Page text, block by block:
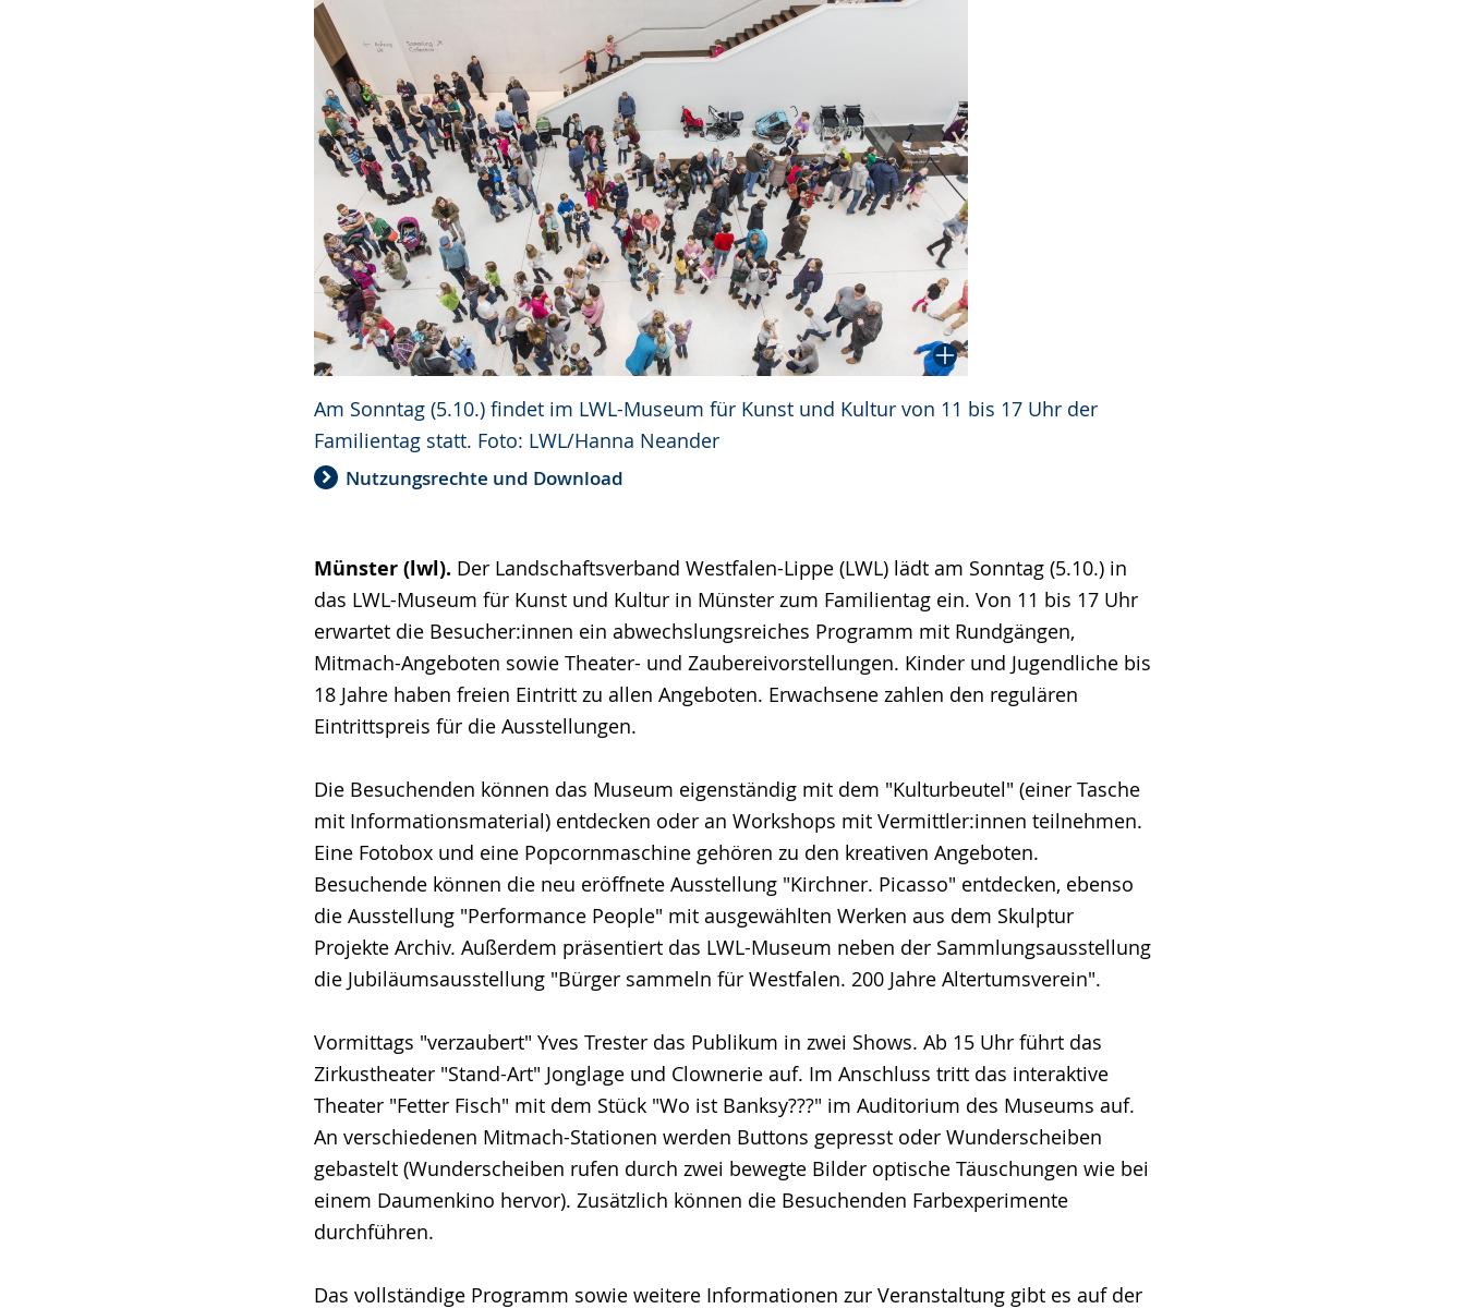
Am Sonntag (5.10.) findet im LWL-Museum für Kunst und Kultur von 11 bis 17 Uhr der
Familientag statt. Foto: LWL/Hanna Neander
Nutzungsrechte und Download
Münster (lwl). Der Landschaftsverband Westfalen-Lippe (LWL) lädt am Sonntag (5.10.) in
das LWL-Museum für Kunst und Kultur in Münster zum Familientag ein. Von 11 bis 17 Uhr
erwartet die Besucher:innen ein abwechslungsreiches Programm mit Rundgängen,
Mitmach-Angeboten sowie Theater- und Zaubereivorstellungen. Kinder und Jugendliche bis
18 Jahre haben freien Eintritt zu allen Angeboten. Erwachsene zahlen den regulären
Eintrittspreis für die Ausstellungen.
Die Besuchenden können das Museum eigenständig mit dem "Kulturbeutel" (einer Tasche
mit Informationsmaterial) entdecken oder an Workshops mit Vermittler:innen teilnehmen.
Eine Fotobox und eine Popcornmaschine gehören zu den kreativen Angeboten.
Besuchende können die neu eröffnete Ausstellung "Kirchner. Picasso" entdecken, ebenso
die Ausstellung "Performance People" mit ausgewählten Werken aus dem Skulptur
Projekte Archiv. Außerdem präsentiert das LWL-Museum neben der Sammlungsausstellung
die Jubiläumsausstellung "Bürger sammeln für Westfalen. 200 Jahre Altertumsverein".
Vormittags "verzaubert" Yves Trester das Publikum in zwei Shows. Ab 15 Uhr führt das
Zirkustheater "Stand-Art" Jonglage und Clownerie auf. Im Anschluss tritt das interaktive
Theater "Fetter Fisch" mit dem Stück "Wo ist Banksy???" im Auditorium des Museums auf.
An verschiedenen Mitmach-Stationen werden Buttons gepresst oder Wunderscheiben
gebastelt (Wunderscheiben rufen durch zwei bewegte Bilder optische Täuschungen wie bei
einem Daumenkino hervor). Zusätzlich können die Besuchenden Farbexperimente
durchführen.
Das vollständige Programm sowie weitere Informationen zur Veranstaltung gibt es auf der